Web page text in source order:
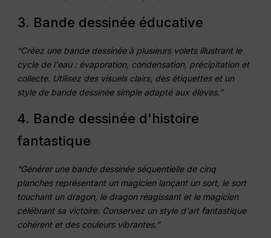
3. Bande dessinée éducative
“Créez une bande dessinée à plusieurs volets illustrant le
cycle de l'eau : évaporation, condensation, précipitation et
collecte. Utilisez des visuels clairs, des étiquettes et un
style de bande dessinée simple adapté aux élèves.”
4. Bande dessinée d'histoire
fantastique
“Générer une bande dessinée séquentielle de cinq
planches représentant un magicien lançant un sort, le sort
touchant un dragon, le dragon réagissant et le magicien
célébrant sa victoire. Conservez un style d'art fantastique
cohérent et des couleurs vibrantes.”